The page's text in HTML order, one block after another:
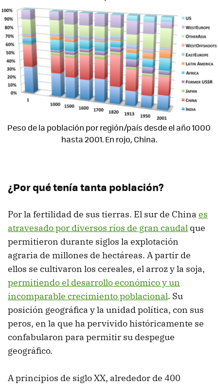
Peso de la población por región/país desde el año 1000
hasta 2001. En rojo, China.
¿Por qué tenía tanta población?
Por la fertilidad de sus tierras. El sur de China es
atravesado por diversos ríos de gran caudal que
permitieron durante siglos la explotación
agraria de millones de hectáreas. A partir de
ellos se cultivaron los cereales, el arroz y la soja,
permitiendo el desarrollo económico y un
incomparable crecimiento poblacional. Su
posición geográfica y la unidad política, con sus
peros, en la que ha pervivido históricamente se
confabularon para permitir su despegue
geográfico.
A principios de siglo XX, alrededor de 400